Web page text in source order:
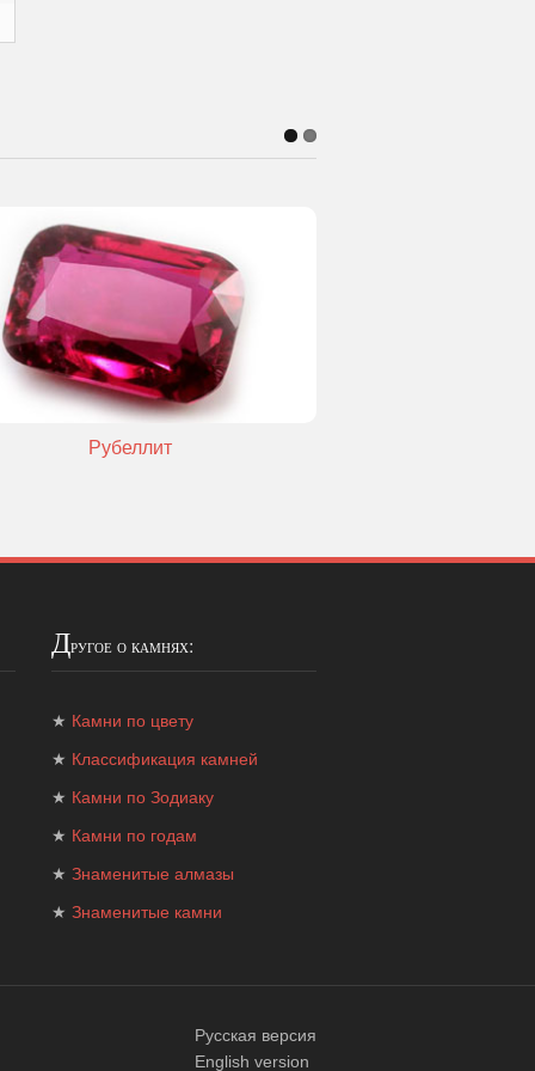
Рубеллит
Другое о камнях:
★ Камни по цвету
★ Классификация камней
★ Камни по Зодиаку
★ Камни по годам
★ Знаменитые алмазы
★ Знаменитые камни
Русская версия
English version